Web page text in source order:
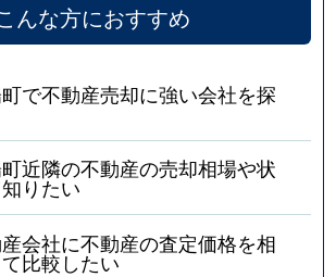
んな方におすすめ
で不動産売却に強い会社を探
近隣の不動産の売却相場や状
りたい
会社に不動産の査定価格を相
比較したい